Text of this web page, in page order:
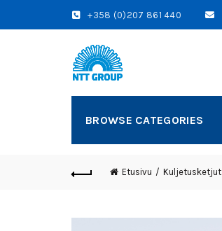
+358 (0)207 861 440
BROWSE CATEGORIES
Etusivu Kuljetusketjut